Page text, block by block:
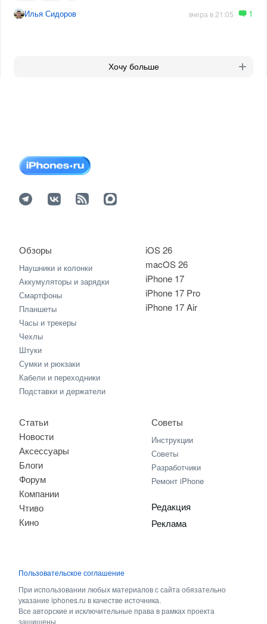
Илья Сидоров вчера в 21:05 1
Хочу больше
iOS 26
macOS 26
iPhone 17
iPhone 17 Pro
iPhone 17 Air
Обзоры
Наушники и колонки
Аккумуляторы и зарядки
Смартфоны
Планшеты
Часы и трекеры
Чехлы
Штуки
Сумки и рюкзаки
Кабели и переходники
Подставки и держатели
Статьи
Новости
Аксессуары
Блоги
Форум
Компании
Чтиво
Кино
Советы
Инструкции
Советы
Разработчики
Ремонт iPhone
Редакция
Реклама
Пользовательское соглашение
При использовании любых материалов с сайта обязательно
указание iphones.ru в качестве источника.
Все авторские и исключительные права в рамках проекта
защищены